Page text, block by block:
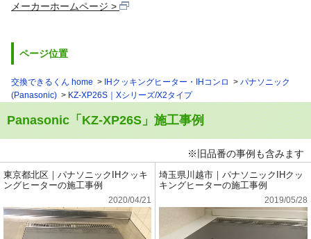
メーカーホームページ
ページ位置
交換できるくん home IHクッキングヒーター・IHコンロ
パナソニック
(Panasonic)
KZ-XP26S｜Xシリーズ/X2タイプ
Panasonic「KZ-XP26S」施工事例
※旧品番の事例も含みます
東京都北区｜パナソニックIHクッキ
ングヒーターの施工事例
2020/04/21
埼玉県川越市｜パナソニックIHクッ
キングヒーターの施工事例
2019/05/28